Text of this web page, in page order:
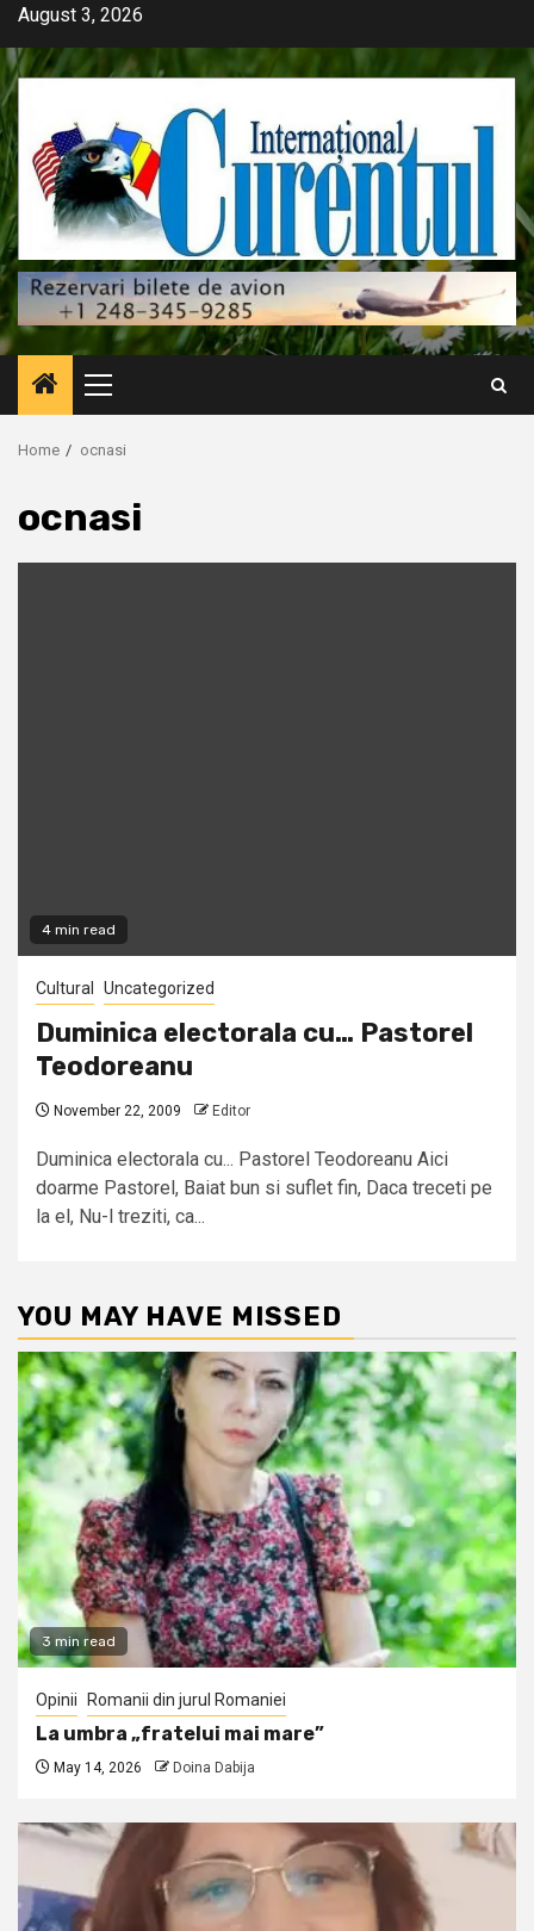
Skip
content
August 3, 2026
Primary
Menu
Home ocnasi
ocnasi
4 min read
Cultural Uncategorized
Duminica electorala cu… Pastorel
Teodoreanu
November 22, 2009 Editor
Duminica electorala cu... Pastorel Teodoreanu Aici
doarme Pastorel, Baiat bun si suflet fin, Daca treceti pe
la el, Nu-l treziti, ca...
YOU MAY HAVE MISSED
3 min read
Opinii Romanii din jurul Romaniei
La umbra „fratelui mai mare”
May 14, 2026 Doina Dabija